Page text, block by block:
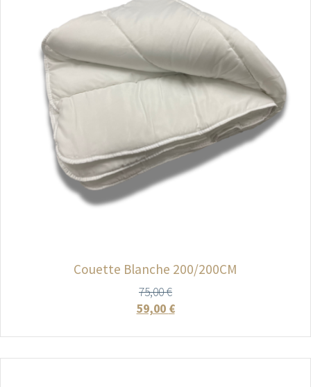
Couette Blanche 200/200CM
75,00€
59,00 €